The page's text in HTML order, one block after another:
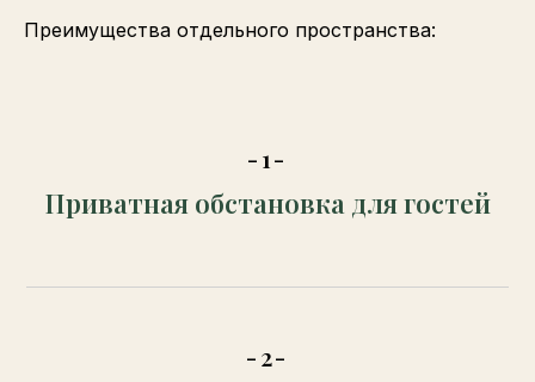
Преимущества отдельного пространства:
-1-
Приватная обстановка для гостей
-2-